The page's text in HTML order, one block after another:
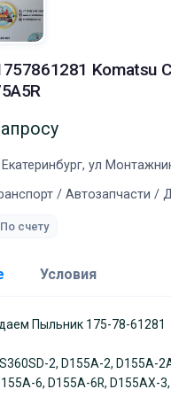
Komatsu
Екатеринбург, ул
/ Автозапчасти /
По счету
Условия
Пыльник 175-78-61281
2, D155A-2, D155A-
6, D155A-6R, D155AX-
стр 9
и гарантии: